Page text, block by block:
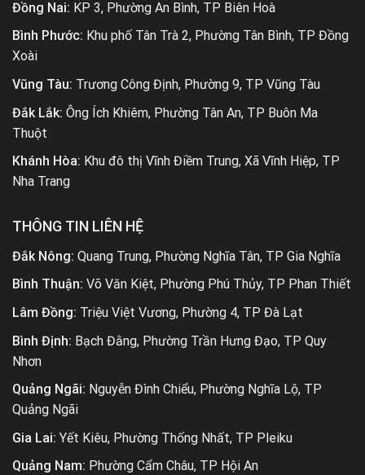
Đồng Nai: KP 3, Phường An Bình, TP Biên Hoà
Bình Phước: Khu phố Tân Trà 2, Phường Tân Bình, TP Đồng
Xoài
Vũng Tàu: Trương Công Định, Phường 9, TP Vũng Tàu
Đắk Lắk: Ông Ích Khiêm, Phường Tân An, TP Buôn Ma
Thuột
Khánh Hòa: Khu đô thị Vĩnh Điềm Trung, Xã Vĩnh Hiệp, TP
Nha Trang
THÔNG TIN LIÊN HỆ
Đắk Nông: Quang Trung, Phường Nghĩa Tân, TP Gia Nghĩa
Bình Thuận: Võ Văn Kiệt, Phường Phú Thủy, TP Phan Thiết
Lâm Đồng: Triệu Việt Vương, Phường 4, TP Đà Lạt
Bình Định: Bạch Đằng, Phường Trần Hưng Đạo, TP Quy
Nhơn
Quảng Ngãi: Nguyễn Đình Chiểu, Phường Nghĩa Lộ, TP
Quảng Ngãi
Gia Lai: Yết Kiêu, Phường Thống Nhất, TP Pleiku
Quảng Nam: Phường Cẩm Châu, TP Hội An